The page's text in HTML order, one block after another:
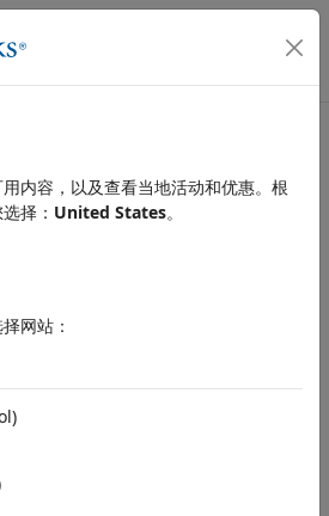
切换
内容，以及查看当地活动和优惠。根
择： United States。
网站：